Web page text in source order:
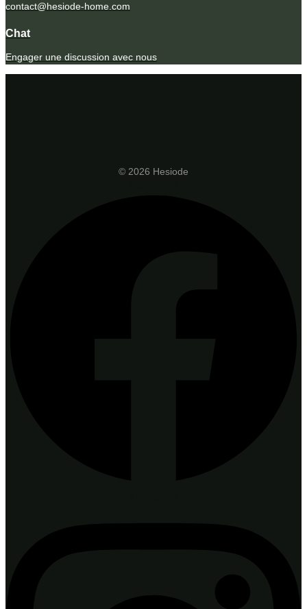
contact@hesiode-home.com
Chat
Engager une discussion avec nous
© 2026 Hesiode